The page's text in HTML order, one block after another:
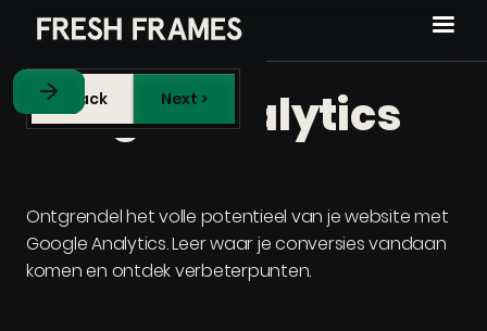
< Back Next >
Google Analytics
Ontgrendel het volle potentieel van je website met
Google Analytics. Leer waar je conversies vandaan
komen en ontdek verbeterpunten.